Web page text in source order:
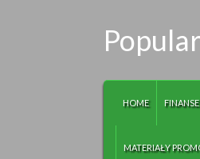
HOME FINANSE
MATERIAŁY